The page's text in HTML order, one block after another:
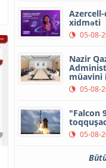
xidməti
05-08-
Nazir
müavini
05-08-
"Falcon
05-08-